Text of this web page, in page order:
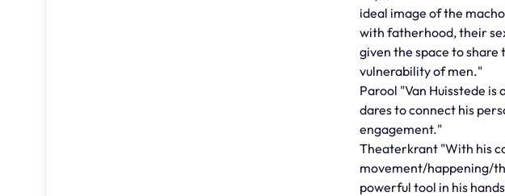
ideal image of the
with fatherhood, their
given the space to
vulnerability of men."
Parool "Van Huisstede
dares to connect his
engagement."
Theaterkrant "With his
movement/happening/
powerful tool in his